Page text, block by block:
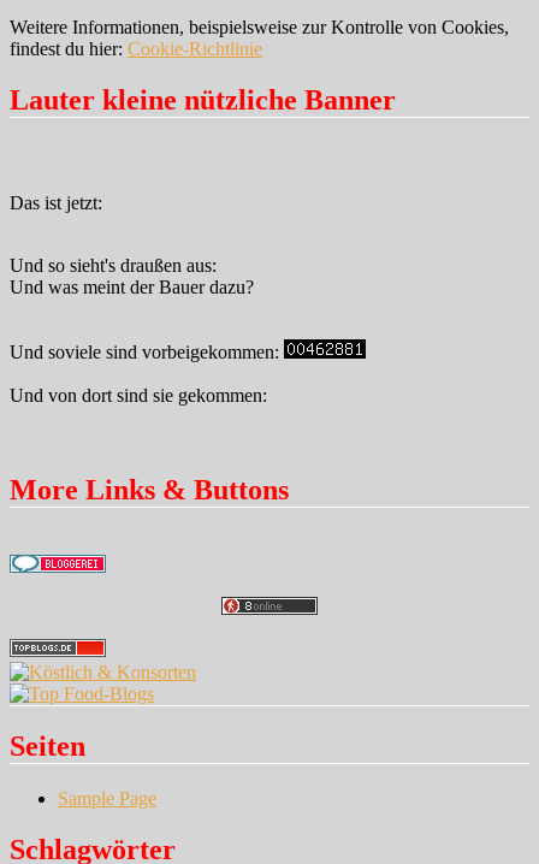
Weitere Informationen, beispielsweise zur Kontrolle von Cookies,
findest du hier: Cookie-Richtlinie
Lauter kleine nützliche Banner
Das ist jetzt:
Und so sieht's draußen aus:
Und was meint der Bauer dazu?
Und soviele sind vorbeigekommen:
Und von dort sind sie gekommen:
More Links & Buttons
Seiten
Sample Page
Schlagwörter